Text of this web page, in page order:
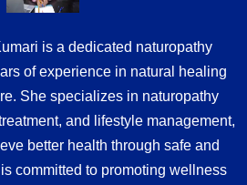
is a dedicated naturopathy
of experience in natural healing
She specializes in naturopathy
and lifestyle management,
better health through safe and
committed to promoting wellness